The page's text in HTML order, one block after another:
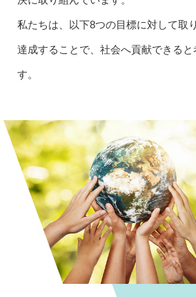
私たちは、以下8つの目標に対して取
達成することで、社会へ貢献できると
す。